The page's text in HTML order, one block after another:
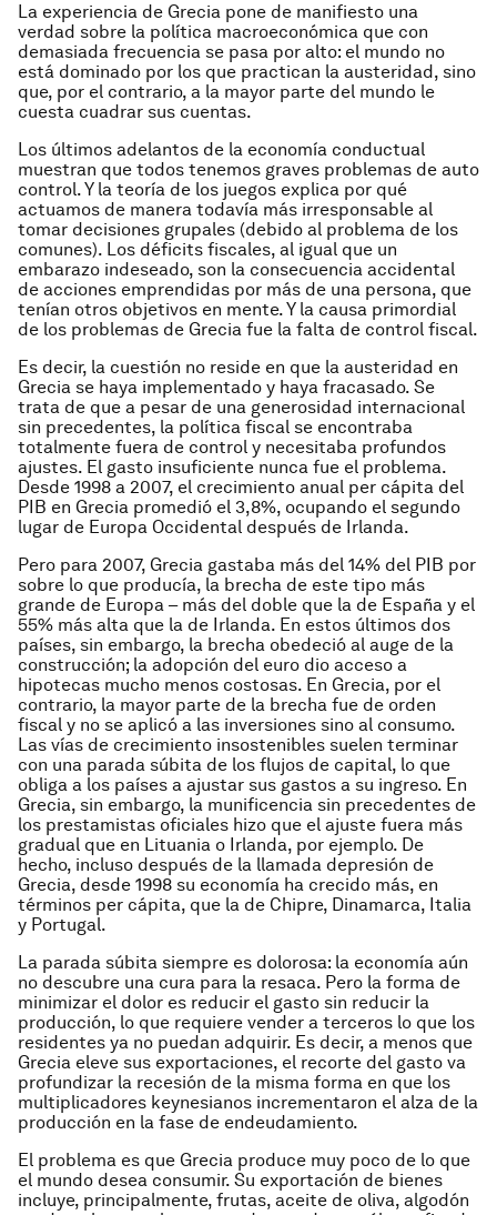
La experiencia de Grecia pone de manifiesto una
verdad sobre la política macroeconómica que con
demasiada frecuencia se pasa por alto: el mundo no
está dominado por los que practican la austeridad, sino
que, por el contrario, a la mayor parte del mundo le
cuesta cuadrar sus cuentas.
Los últimos adelantos de la economía conductual
muestran que todos tenemos graves problemas de auto
control. Y la teoría de los juegos explica por qué
actuamos de manera todavía más irresponsable al
tomar decisiones grupales (debido al problema de los
comunes). Los déficits fiscales, al igual que un
embarazo indeseado, son la consecuencia accidental
de acciones emprendidas por más de una persona, que
tenían otros objetivos en mente. Y la causa primordial
de los problemas de Grecia fue la falta de control fiscal.
Es decir, la cuestión no reside en que la austeridad en
Grecia se haya implementado y haya fracasado. Se
trata de que a pesar de una generosidad internacional
sin precedentes, la política fiscal se encontraba
totalmente fuera de control y necesitaba profundos
ajustes. El gasto insuficiente nunca fue el problema.
Desde 1998 a 2007, el crecimiento anual per cápita del
PIB en Grecia promedió el 3,8%, ocupando el segundo
lugar de Europa Occidental después de Irlanda.
Pero para 2007, Grecia gastaba más del 14% del PIB por
sobre lo que producía, la brecha de este tipo más
grande de Europa – más del doble que la de España y el
55% más alta que la de Irlanda. En estos últimos dos
países, sin embargo, la brecha obedeció al auge de la
construcción; la adopción del euro dio acceso a
hipotecas mucho menos costosas. En Grecia, por el
contrario, la mayor parte de la brecha fue de orden
fiscal y no se aplicó a las inversiones sino al consumo.
Las vías de crecimiento insostenibles suelen terminar
con una parada súbita de los flujos de capital, lo que
obliga a los países a ajustar sus gastos a su ingreso. En
Grecia, sin embargo, la munificencia sin precedentes de
los prestamistas oficiales hizo que el ajuste fuera más
gradual que en Lituania o Irlanda, por ejemplo. De
hecho, incluso después de la llamada depresión de
Grecia, desde 1998 su economía ha crecido más, en
términos per cápita, que la de Chipre, Dinamarca, Italia
y Portugal.
La parada súbita siempre es dolorosa: la economía aún
no descubre una cura para la resaca. Pero la forma de
minimizar el dolor es reducir el gasto sin reducir la
producción, lo que requiere vender a terceros lo que los
residentes ya no puedan adquirir. Es decir, a menos que
Grecia eleve sus exportaciones, el recorte del gasto va
profundizar la recesión de la misma forma en que los
multiplicadores keynesianos incrementaron el alza de la
producción en la fase de endeudamiento.
El problema es que Grecia produce muy poco de lo que
el mundo desea consumir. Su exportación de bienes
incluye, principalmente, frutas, aceite de oliva, algodón